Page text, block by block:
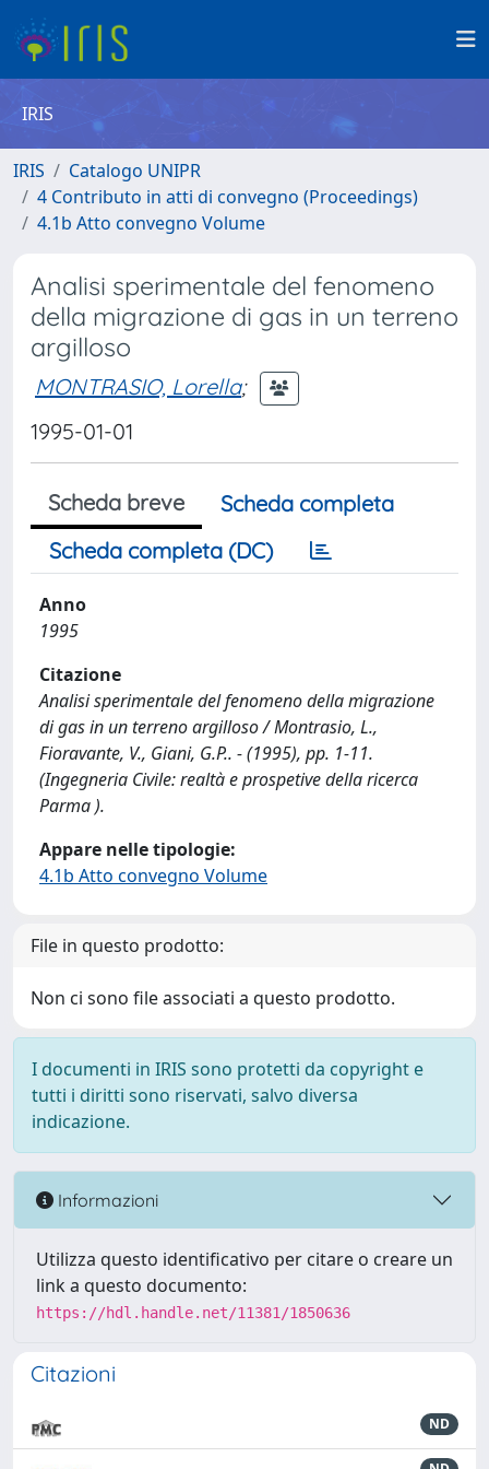
IRIS
IRIS
Catalogo UNIPR
4 Contributo in atti di convegno (Proceedings)
4.1b Atto convegno Volume
Analisi sperimentale del fenomeno
della migrazione di gas in un terreno
argilloso
MONTRASIO, Lorella;
1995-01-01
Scheda breve
Scheda completa
Scheda completa (DC)
Anno
1995
Citazione
Analisi sperimentale del fenomeno della migrazione
di gas in un terreno argilloso / Montrasio, L.,
Fioravante, V., Giani, G.P.. - (1995), pp. 1-11.
(Ingegneria Civile: realtà e prospetive della ricerca
Parma ).
Appare nelle tipologie:
4.1b Atto convegno Volume
File in questo prodotto:
Non ci sono file associati a questo prodotto.
I documenti in IRIS sono protetti da copyright e
tutti i diritti sono riservati, salvo diversa
indicazione.
Informazioni
Utilizza questo identificativo per citare o creare un
link a questo documento:
https://hdl.handle.net/11381/1850636
Citazioni
ND